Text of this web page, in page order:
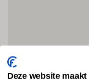
Deze website